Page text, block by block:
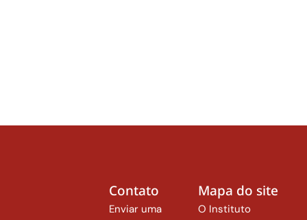
Contato
Enviar uma
Mapa do site
O Instituto